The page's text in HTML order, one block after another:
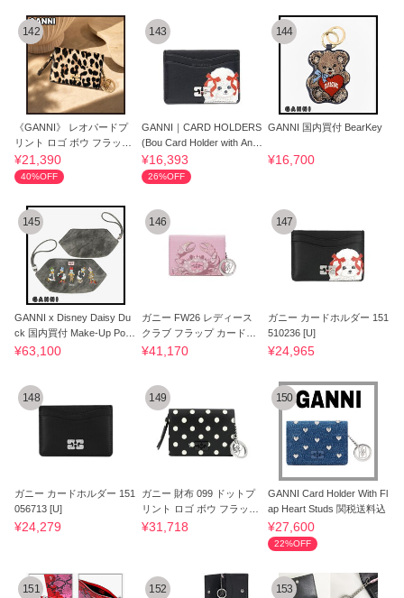
142
《GANNI》 レオパードプ
リント ロゴ ボウ フラップ
カードケース
¥21,390
40%OFF
143
GANNI｜CARD HOLDERS
(Bou Card Holder with Anim
als (B3010
¥16,393
26%OFF
144
GANNI 国内買付 BearKey
¥16,700
145
GANNI x Disney Daisy Du
ck 国内買付 Make-Up Pou
ch
¥63,100
146
ガニー FW26 レディース
クラブ フラップ カードケ
ース 1583610
¥41,170
147
ガニー カードホルダー 151
510236 [U]
¥24,965
148
ガニー カードホルダー 151
056713 [U]
¥24,279
149
ガニー 財布 099 ドットプ
リント ロゴ ボウ フラップ
レディー
¥31,718
150
GANNI Card Holder With Fl
ap Heart Studs 関税送料込
¥27,600
22%OFF
151 152 153